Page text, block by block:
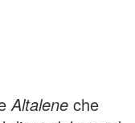
Altalene che